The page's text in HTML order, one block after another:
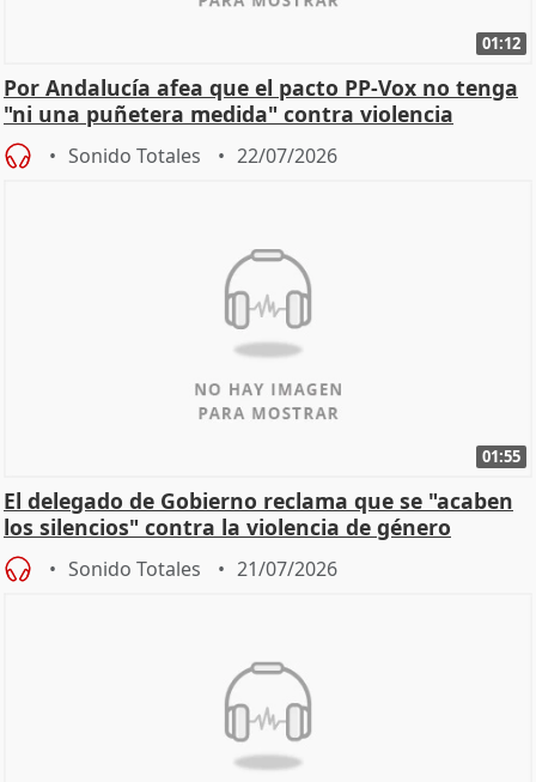
01:12
Por Andalucía afea que el pacto PP-Vox no tenga
"ni una puñetera medida" contra violencia
machista
Sonido Totales 22/07/2026
01:55
El delegado de Gobierno reclama que se "acaben
los silencios" contra la violencia de género
Sonido Totales 21/07/2026